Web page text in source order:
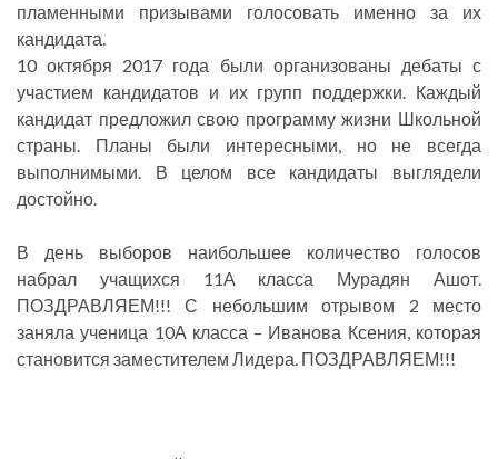
пламенными призывами голосовать именно за их
кандидата.
10 октября 2017 года были организованы дебаты с
участием кандидатов и их групп поддержки. Каждый
кандидат предложил свою программу жизни Школьной
страны. Планы были интересными, но не всегда
выполнимыми. В целом все кандидаты выглядели
достойно.
В день выборов наибольшее количество голосов
набрал учащихся 11А класса Мурадян Ашот.
ПОЗДРАВЛЯЕМ!!! С небольшим отрывом 2 место
заняла ученица 10А класса – Иванова Ксения, которая
становится заместителем Лидера. ПОЗДРАВЛЯЕМ!!!